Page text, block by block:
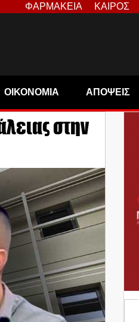
ΦΑΡΜΑΚΕΙΑ ΚΑΙΡΟΣ
ΟΙΚΟΝΟΜΙΑ ΑΠΟΨΕΙΣ
στην